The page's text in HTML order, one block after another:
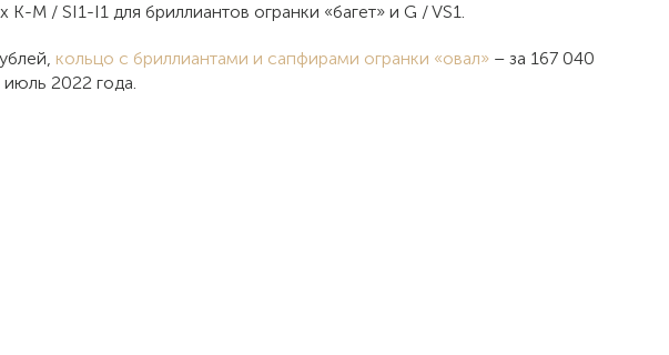
K-M / SI1-I1 для бриллиантов огранки «багет» и G / VS1.
кольцо с бриллиантами и сапфирами огранки «овал» – за 167 040
июль 2022 года.